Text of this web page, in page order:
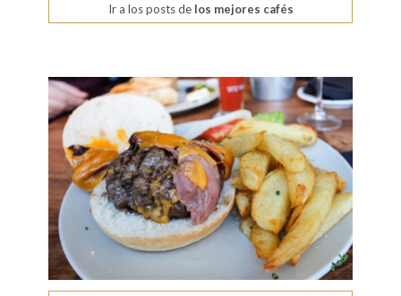
Ir a los posts delos mejores cafés